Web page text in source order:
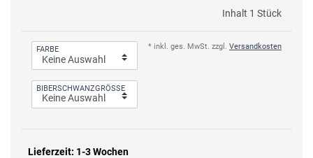
Inhalt 1 Stück
* inkl. ges. MwSt. zzgl. Versandkosten
FARBE
BIBERSCHWANZGRÖSSE
Lieferzeit: 1-3 Wochen